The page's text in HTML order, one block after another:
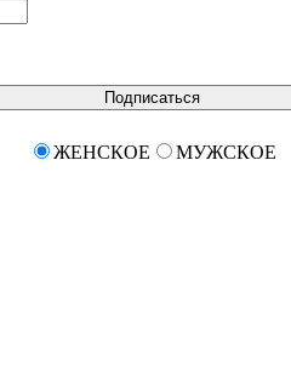
Подписаться
ЖЕНСКОЕ МУЖСКОЕ